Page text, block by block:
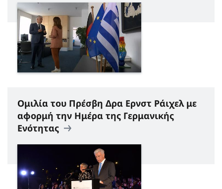
Ομιλία του Πρέσβη Δρα Ερνστ Ράιχελ με
αφορμή την Ημέρα της Γερμανικής
Ενότητας